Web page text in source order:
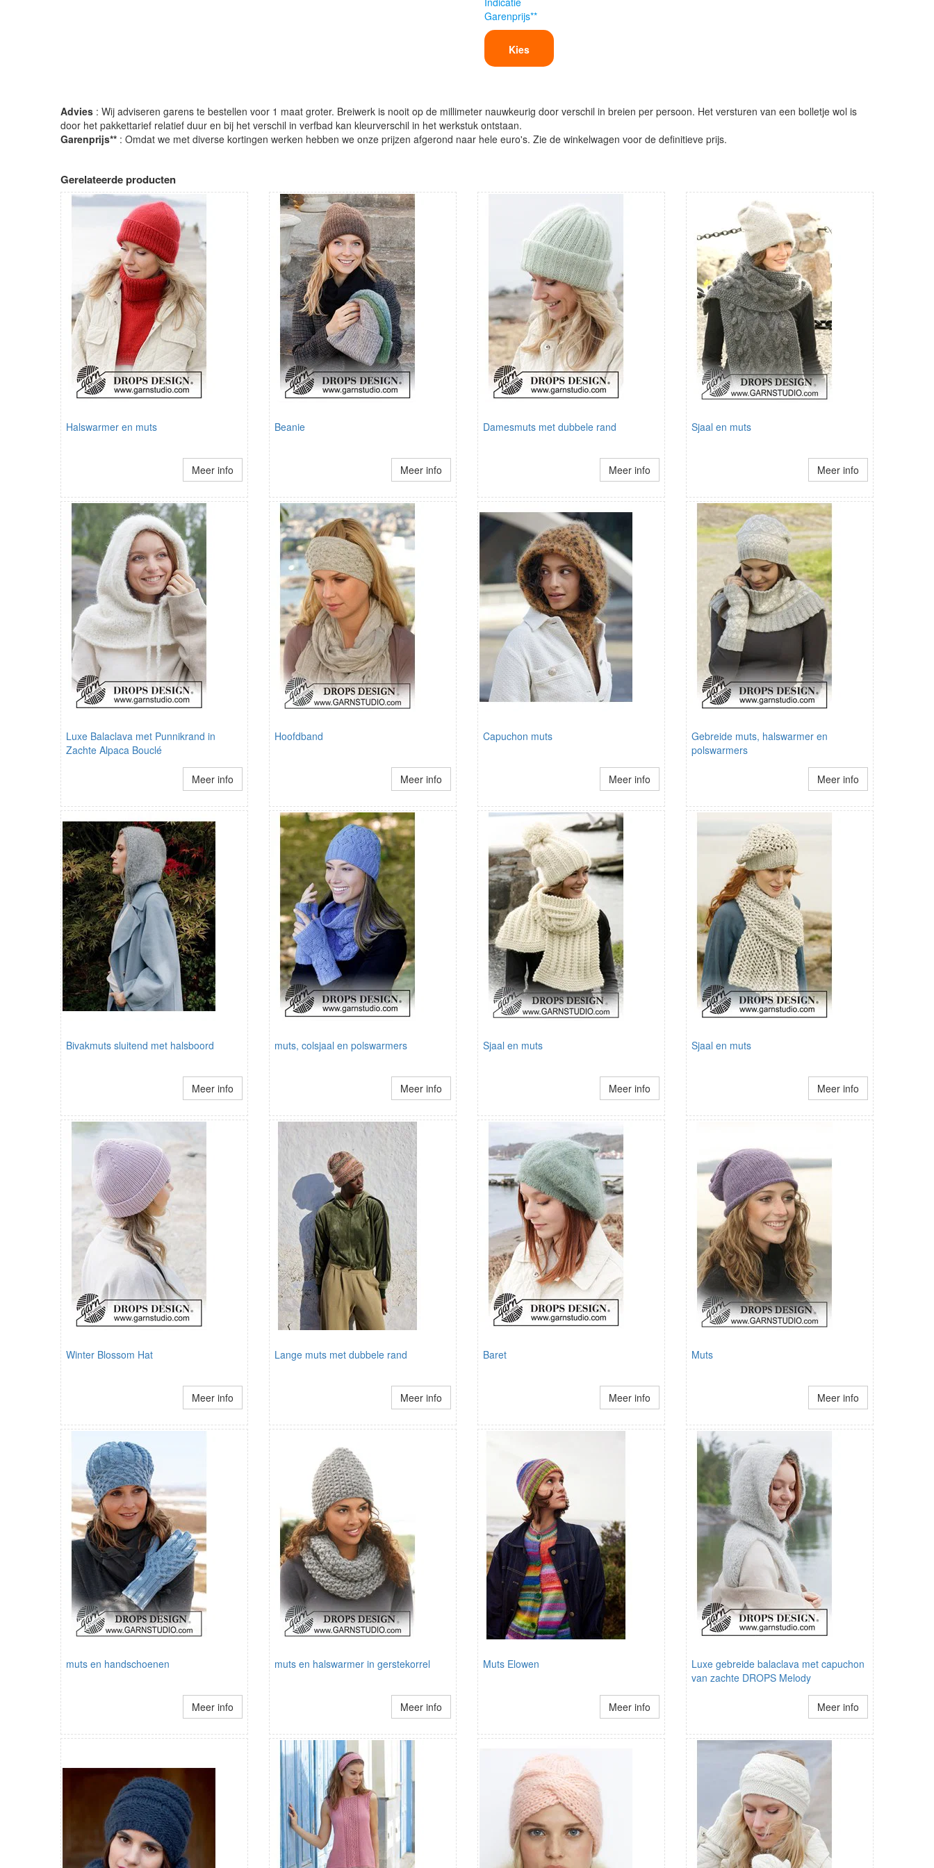
Garenprijs**
Kies
Advies : Wij adviseren garens te bestellen voor 1 maat groter. Breiwerk is nooit op de millimeter nauwkeurig door verschil in breien per persoon. Het versturen van een bolletje wol is
door het pakkettarief relatief duur en bij het verschil in verfbad kan kleurverschil in het werkstuk ontstaan.
Garenprijs** : Omdat we met diverse kortingen werken hebben we onze prijzen afgerond naar hele euro's. Zie de winkelwagen voor de definitieve prijs.
Gerelateerde producten
Halswarmer en muts
Meer info
Beanie
Meer info
Damesmuts met dubbele rand
Meer info
Sjaal en muts
Meer info
Luxe Balaclava met Punnikrand in
Zachte Alpaca Bouclé
Meer info
Hoofdband
Meer info
Capuchon muts
Meer info
Gebreide muts, halswarmer en
polswarmers
Meer info
Bivakmuts sluitend met halsboord
Meer info
muts, colsjaal en polswarmers
Meer info
Sjaal en muts
Meer info
Sjaal en muts
Meer info
Winter Blossom Hat
Meer info
Lange muts met dubbele rand
Meer info
Baret
Meer info
Muts
Meer info
muts en handschoenen
Meer info
muts en halswarmer in gerstekorrel
Meer info
Muts Elowen
Meer info
Luxe gebreide balaclava met capuchon
van zachte DROPS Melody
Meer info